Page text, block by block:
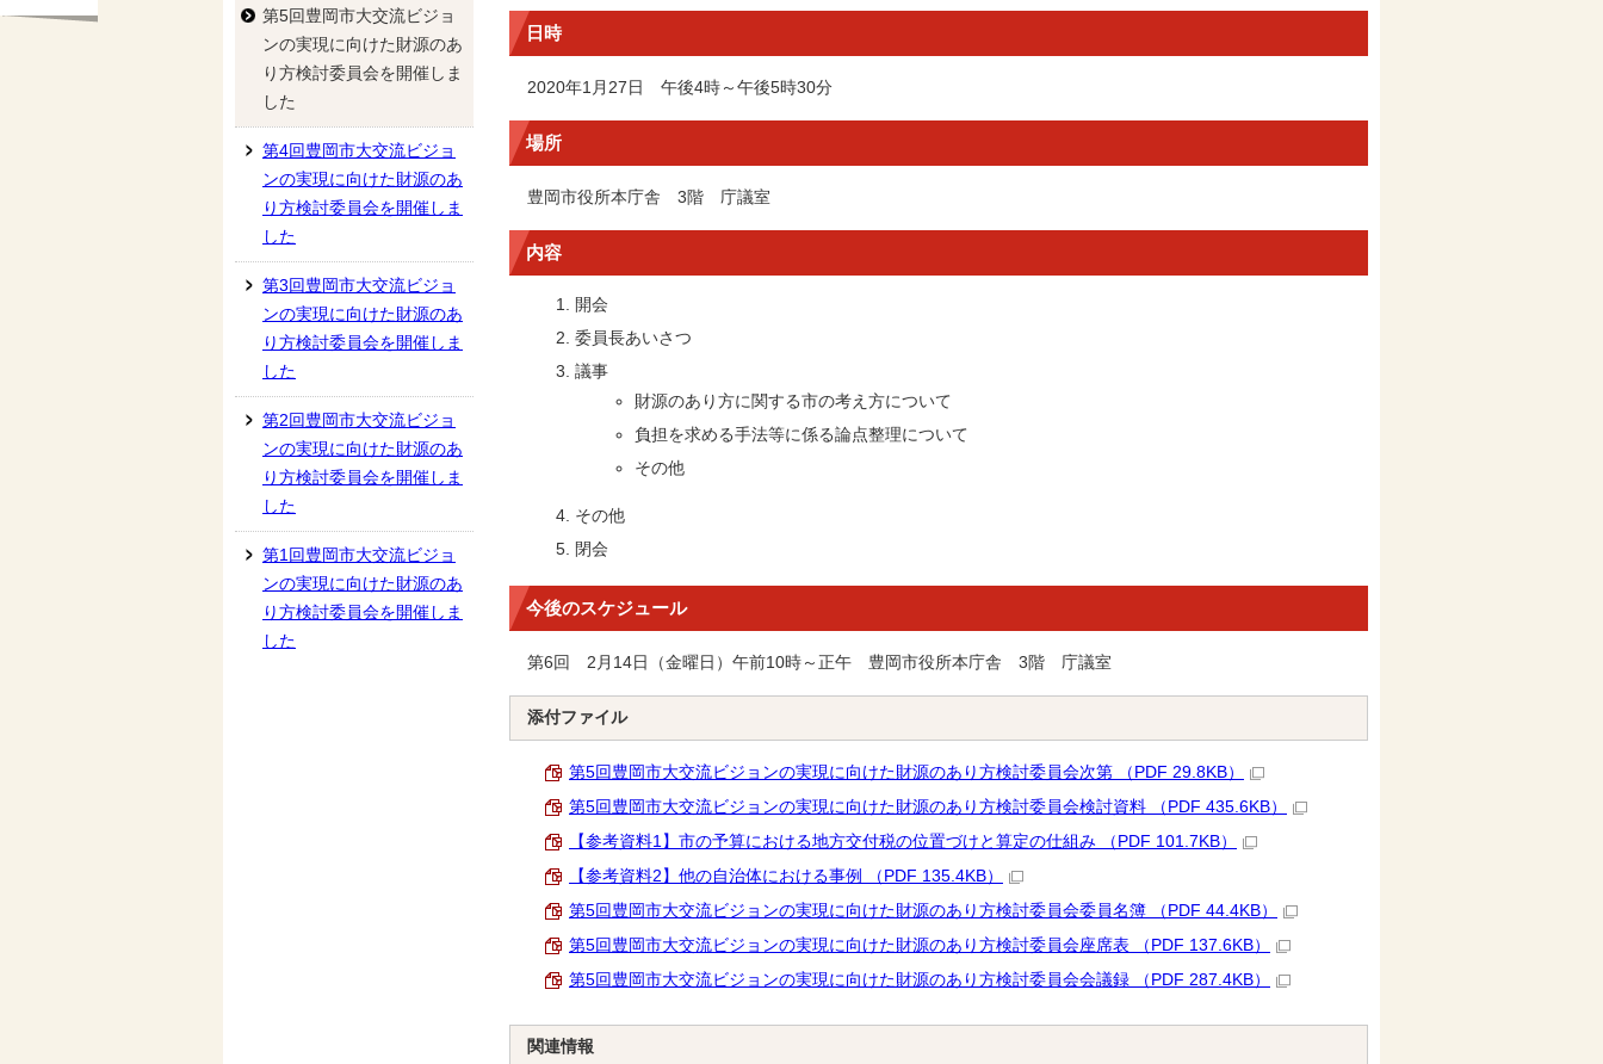
日時
2020年1月27日 午後4時～午後5時30分
場所
豊岡市役所本庁舎 3階 庁議室
内容
開会
委員長あいさつ
議事
財源のあり方に関する市の考え方について
負担を求める手法等に係る論点整理について
その他
その他
閉会
今後のスケジュール
第6回 2月14日（金曜日）午前10時～正午 豊岡市役所本庁舎 3階 庁議室
添付ファイル
第5回豊岡市大交流ビジョンの実現に向けた財源のあり方検討委員会次第 （PDF 29.8KB）
第5回豊岡市大交流ビジョンの実現に向けた財源のあり方検討委員会検討資料 （PDF 435.6KB）
【参考資料1】市の予算における地方交付税の位置づけと算定の仕組み （PDF 101.7KB）
【参考資料2】他の自治体における事例 （PDF 135.4KB）
第5回豊岡市大交流ビジョンの実現に向けた財源のあり方検討委員会委員名簿 （PDF 44.4KB）
第5回豊岡市大交流ビジョンの実現に向けた財源のあり方検討委員会座席表 （PDF 137.6KB）
第5回豊岡市大交流ビジョンの実現に向けた財源のあり方検討委員会会議録 （PDF 287.4KB）
関連情報
第5回豊岡市大交流ビジョ
ンの実現に向けた財源のあ
り方検討委員会を開催しま
した
第4回豊岡市大交流ビジョ
ンの実現に向けた財源のあ
り方検討委員会を開催しま
した
第3回豊岡市大交流ビジョ
ンの実現に向けた財源のあ
り方検討委員会を開催しま
した
第2回豊岡市大交流ビジョ
ンの実現に向けた財源のあ
り方検討委員会を開催しま
した
第1回豊岡市大交流ビジョ
ンの実現に向けた財源のあ
り方検討委員会を開催しま
した